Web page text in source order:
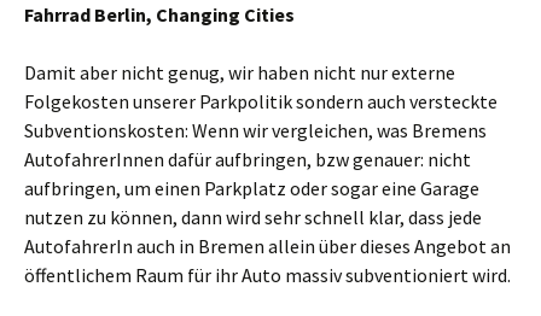
Fahrrad Berlin, Changing Cities
Damit aber nicht genug, wir haben nicht nur externe
Folgekosten unserer Parkpolitik sondern auch versteckte
Subventionskosten: Wenn wir vergleichen, was Bremens
AutofahrerInnen dafür aufbringen, bzw genauer: nicht
aufbringen, um einen Parkplatz oder sogar eine Garage
nutzen zu können, dann wird sehr schnell klar, dass jede
AutofahrerIn auch in Bremen allein über dieses Angebot an
öffentlichem Raum für ihr Auto massiv subventioniert wird.